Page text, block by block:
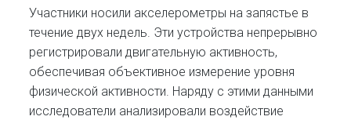
Участники носили акселерометры на запястье в
течение двух недель. Эти устройства непрерывно
регистрировали двигательную активность,
обеспечивая объективное измерение уровня
физической активности. Наряду с этими данными
исследователи анализировали воздействие